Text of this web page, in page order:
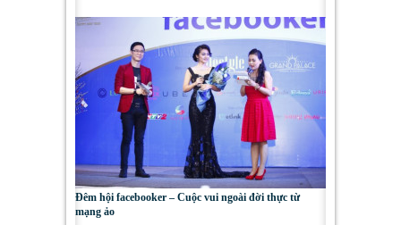
Đêm hội facebooker – Cuộc vui ngoài đời thực từ
mạng ảo